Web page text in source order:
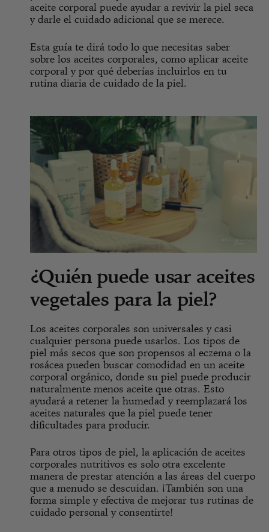
aceite corporal puede ayudar a revivir la piel seca
y darle el cuidado adicional que se merece.
Esta guía te dirá todo lo que necesitas saber
sobre los aceites corporales, como aplicar aceite
corporal y por qué deberías incluirlos en tu
rutina diaria de cuidado de la piel.
¿Quién puede usar aceites
vegetales para la piel?
Los aceites corporales son universales y casi
cualquier persona puede usarlos. Los tipos de
piel más secos que son propensos al eczema o la
rosácea pueden buscar comodidad en un aceite
corporal orgánico, donde su piel puede producir
naturalmente menos aceite que otras. Esto
ayudará a retener la humedad y reemplazará los
aceites naturales que la piel puede tener
dificultades para producir.
Para otros tipos de piel, la aplicación de aceites
corporales nutritivos es solo otra excelente
manera de prestar atención a las áreas del cuerpo
que a menudo se descuidan. ¡También son una
forma simple y efectiva de mejorar tus rutinas de
cuidado personal y consentirte!